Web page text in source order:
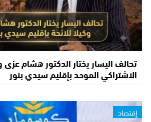
تحالف اليسار يختار الدكتور هشام عزى
الاشتراكي الموحد بإقليم سيدي بنور
إقتصاد